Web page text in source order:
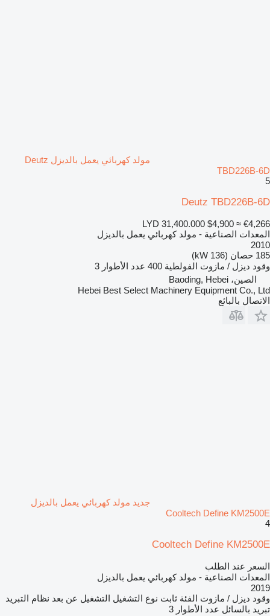
مولد كهربائي يعمل بالديزل Deutz
TBD226B-6D
5
Deutz TBD226B-6D
LYD 31,400.000 $4,900 ≈ €4,266
المعدات الصناعية - مولد كهربائي يعمل بالديزل
2010
185 حصان (136 kW)
وقود ديزل / مازوت الفولطية 400 عدد الأطوار 3
الصين، Baoding, Hebei
Hebei Best Select Machinery Equipment Co., Ltd
الاتصال بالبائع
جديد مولد كهربائي يعمل بالديزل
Cooltech Define KM2500E
4
Cooltech Define KM2500E
السعر عند الطلب
المعدات الصناعية - مولد كهربائي يعمل بالديزل
2019
وقود ديزل / مازوت الفئة ثابت نوع التشغيل التشغيل عن بعد نظام التبريد
تبريد بالسائل عدد الأطوار 3